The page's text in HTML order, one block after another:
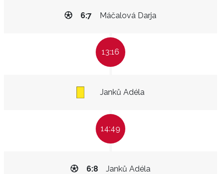
Máčalová Darja
6:7
13:16
Janků Adéla
14:49
Janků Adéla
6:8